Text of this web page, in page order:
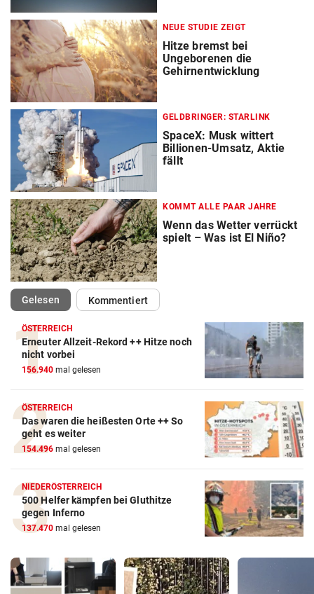
NEUE STUDIE ZEIGT
Hitze bremst bei
Ungeborenen die
Gehirnentwicklung
GELDBRINGER: STARLINK
SpaceX: Musk wittert
Billionen-Umsatz, Aktie
fällt
KOMMT ALLE PAAR JAHRE
Wenn das Wetter verrückt
spielt – Was ist El Niño?
Gelesen(ausgewählt)Kommentiert
ÖSTERREICH
Erneuter Allzeit-Rekord ++ Hitze noch
nicht vorbei
156.940 mal gelesen
ÖSTERREICH
Das waren die heißesten Orte ++ So
geht es weiter
154.496 mal gelesen
NIEDERÖSTERREICH
500 Helfer kämpfen bei Gluthitze
gegen Inferno
137.470 mal gelesen